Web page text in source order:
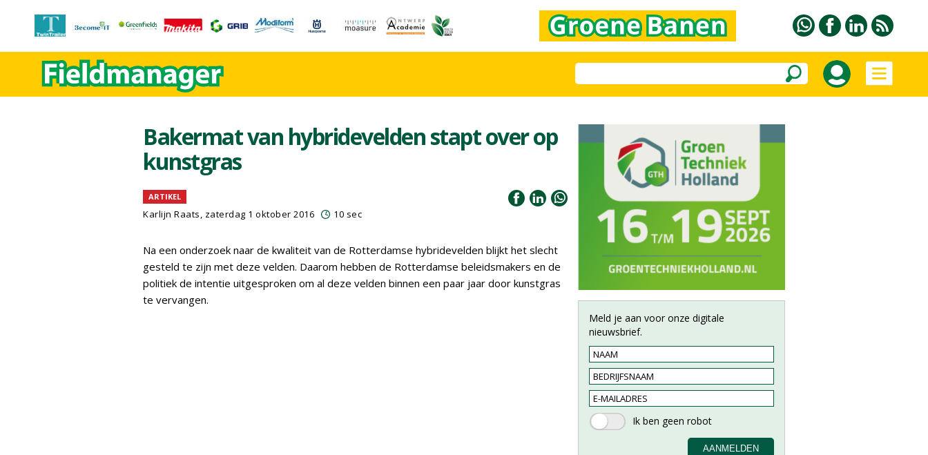
Bakermat van hybridevelden stapt over op
kunstgras
ARTIKEL
Karlijn Raats, zaterdag 1 oktober 2016 10 sec
Na een onderzoek naar de kwaliteit van de Rotterdamse hybridevelden blijkt het slecht
gesteld te zijn met deze velden. Daarom hebben de Rotterdamse beleidsmakers en de
politiek de intentie uitgesproken om al deze velden binnen een paar jaar door kunstgras
te vervangen.
Meld je aan voor onze digitale
nieuwsbrief.